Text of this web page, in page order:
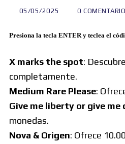
05/05/2025 0
Presiona la tecla ENTER y teclea el
X marks the spot:
completamente.
Medium Rare Please:
Give me liberty or give me
monedas.
Nova & Origen: Ofrece